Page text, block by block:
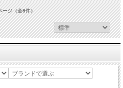
ージ（全8件）